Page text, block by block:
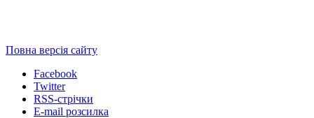
Повна версія сайту
Facebook
Twitter
RSS-стрічки
E-mail розсилка